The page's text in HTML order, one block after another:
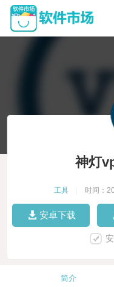
神灯
工具 时间：
安卓下载
简介